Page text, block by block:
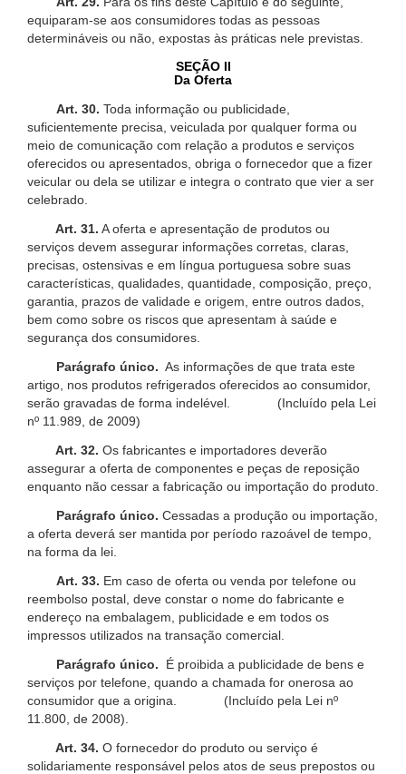
equiparam-se aos consumidores todas as pessoas
determináveis ou não, expostas às práticas nele previstas.
SEÇÃO II
Da Oferta
Art. 30. Toda informação ou publicidade,
suficientemente precisa, veiculada por qualquer forma ou
meio de comunicação com relação a produtos e serviços
oferecidos ou apresentados, obriga o fornecedor que a fizer
veicular ou dela se utilizar e integra o contrato que vier a ser
celebrado.
Art. 31. A oferta e apresentação de produtos ou
serviços devem assegurar informações corretas, claras,
precisas, ostensivas e em língua portuguesa sobre suas
características, qualidades, quantidade, composição, preço,
garantia, prazos de validade e origem, entre outros dados,
bem como sobre os riscos que apresentam à saúde e
segurança dos consumidores.
Parágrafo único. As informações de que trata este
artigo, nos produtos refrigerados oferecidos ao consumidor,
serão gravadas de forma indelével. (Incluído pela Lei
nº 11.989, de 2009)
Art. 32. Os fabricantes e importadores deverão
assegurar a oferta de componentes e peças de reposição
enquanto não cessar a fabricação ou importação do produto.
Parágrafo único. Cessadas a produção ou importação,
a oferta deverá ser mantida por período razoável de tempo,
na forma da lei.
Art. 33. Em caso de oferta ou venda por telefone ou
reembolso postal, deve constar o nome do fabricante e
endereço na embalagem, publicidade e em todos os
impressos utilizados na transação comercial.
Parágrafo único.
É proibida a publicidade de bens e
serviços por telefone, quando a chamada for onerosa ao
consumidor que a origina. (Incluído pela Lei nº
11.800, de 2008).
Art. 34. O fornecedor do produto ou serviço é
solidariamente responsável pelos atos de seus prepostos ou